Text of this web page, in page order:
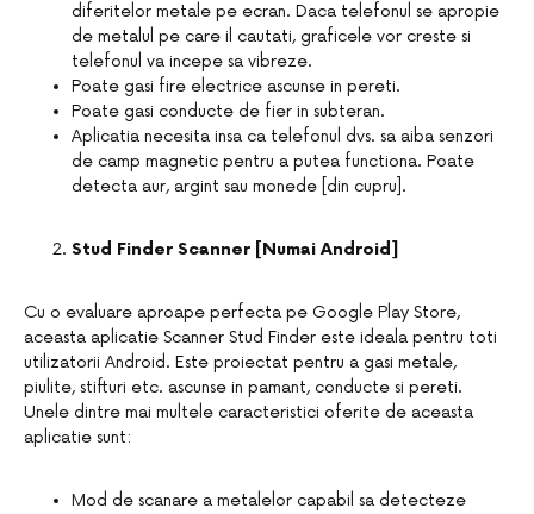
diferitelor metale pe ecran. Daca telefonul se apropie
de metalul pe care il cautati, graficele vor creste si
telefonul va incepe sa vibreze.
Poate gasi fire electrice ascunse in pereti.
Poate gasi conducte de fier in subteran.
Aplicatia necesita insa ca telefonul dvs. sa aiba senzori
de camp magnetic pentru a putea functiona. Poate
detecta aur, argint sau monede [din cupru].
Stud Finder Scanner [Numai Android]
Cu o evaluare aproape perfecta pe Google Play Store,
aceasta aplicatie Scanner Stud Finder este ideala pentru toti
utilizatorii Android. Este proiectat pentru a gasi metale,
piulite, stifturi etc. ascunse in pamant, conducte si pereti.
Unele dintre mai multele caracteristici oferite de aceasta
aplicatie sunt:
Mod de scanare a metalelor capabil sa detecteze